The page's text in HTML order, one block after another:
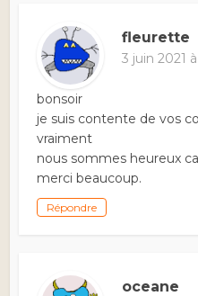
fleurette
3 juin 2021
bonsoir
je suis contente de vos
vraiment
nous sommes heureux
merci beaucoup.
Répondre
oceane